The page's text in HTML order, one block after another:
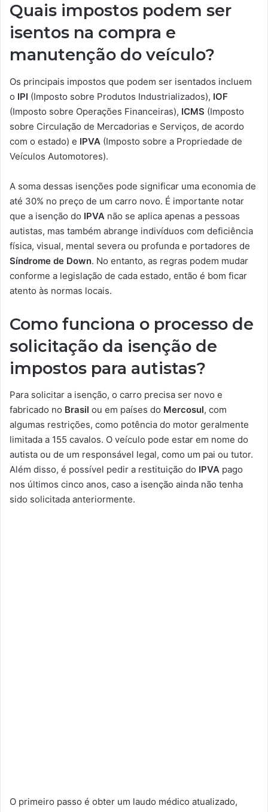
Quais impostos podem ser
isentos na compra e
manutenção do veículo?
Os principais impostos que podem ser isentados incluem
o IPI (Imposto sobre Produtos Industrializados), IOF
(Imposto sobre Operações Financeiras), ICMS (Imposto
sobre Circulação de Mercadorias e Serviços, de acordo
com o estado) e IPVA (Imposto sobre a Propriedade de
Veículos Automotores).
A soma dessas isenções pode significar uma economia de
até 30% no preço de um carro novo. É importante notar
que a isenção do IPVA não se aplica apenas a pessoas
autistas, mas também abrange indivíduos com deficiência
física, visual, mental severa ou profunda e portadores de
Síndrome de Down. No entanto, as regras podem mudar
conforme a legislação de cada estado, então é bom ficar
atento às normas locais.
Como funciona o processo de
solicitação da isenção de
impostos para autistas?
Para solicitar a isenção, o carro precisa ser novo e
fabricado no Brasil ou em países do Mercosul, com
algumas restrições, como potência do motor geralmente
limitada a 155 cavalos. O veículo pode estar em nome do
autista ou de um responsável legal, como um pai ou tutor.
Além disso, é possível pedir a restituição do IPVA pago
nos últimos cinco anos, caso a isenção ainda não tenha
sido solicitada anteriormente.
O primeiro passo é obter um laudo médico atualizado,